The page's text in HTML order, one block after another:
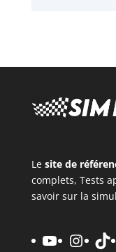
Le site de
complets, Tests
savoir sur la
YouTube